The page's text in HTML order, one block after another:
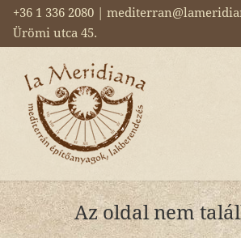
+36 1 336 2080 |
Ürömi utca 45.
Az oldal nem